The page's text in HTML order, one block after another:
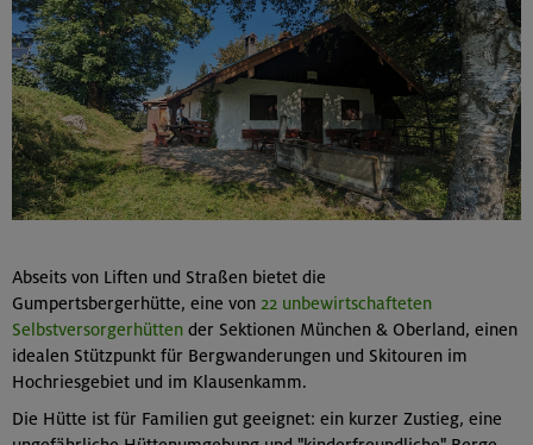
Abseits von Liften und Straßen bietet die
Gumpertsbergerhütte, eine von 22 unbewirtschafteten
Selbstversorgerhütten der Sektionen München & Oberland, einen
idealen Stützpunkt für Bergwanderungen und Skitouren im
Hochriesgebiet und im Klausenkamm.
Die Hütte ist für Familien gut geeignet: ein kurzer Zustieg, eine